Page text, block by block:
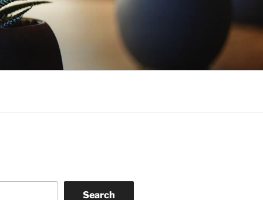
Search